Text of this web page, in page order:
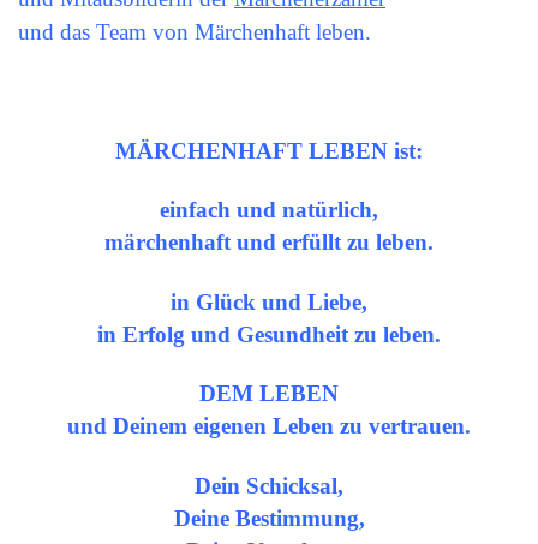
und das Team von Märchenhaft leben.
MÄRCHENHAFT LEBEN ist:
einfach und natürlich,
märchenhaft und erfüllt zu leben.
in Glück und Liebe,
in Erfolg und Gesundheit zu leben.
DEM LEBEN
und Deinem eigenen Leben zu vertrauen.
Dein Schicksal,
Deine Bestimmung,